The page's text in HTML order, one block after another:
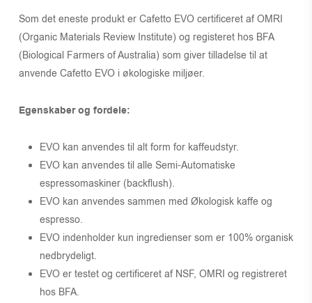
Som det eneste produkt er Cafetto EVO certificeret af OMRI
(Organic Materials Review Institute) og registeret hos BFA
(Biological Farmers of Australia) som giver tilladelse til at
anvende Cafetto EVO i økologiske miljøer.
Egenskaber og fordele:
EVO kan anvendes til alt form for kaffeudstyr.
EVO kan anvendes til alle Semi-Automatiske
espressomaskiner (backflush).
EVO kan anvendes sammen med Økologisk kaffe og
espresso.
EVO indenholder kun ingredienser som er 100% organisk
nedbrydeligt.
EVO er testet og certificeret af NSF, OMRI og registreret
hos BFA.